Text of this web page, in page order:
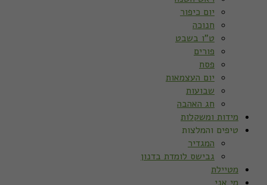
יום כיפור
חנוכה
ט”ו בשבט
פורים
פסח
יום העצמאות
שבועות
חג האהבה
מידות ומשקלות
טיפים והמלצות
המגדיר
גבישס לומדת בדנון
מטיילת